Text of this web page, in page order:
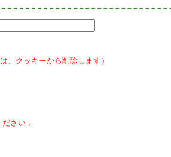
、クッキーから削除します）
さい．